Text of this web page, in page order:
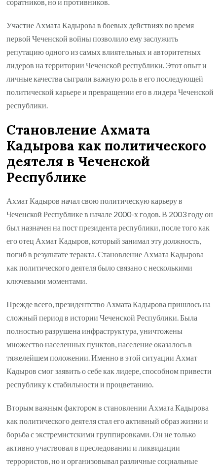
Участие Ахмата Кадырова в боевых действиях во время
первой Чеченской войны позволило ему заслужить
репутацию одного из самых влиятельных и авторитетных
лидеров на территории Чеченской республики. Этот опыт и
личные качества сыграли важную роль в его последующей
политической карьере и превращении его в лидера Чеченской
республики.
Становление Ахмата
Кадырова как политического
деятеля в Чеченской
Республике
Ахмат Кадыров начал свою политическую карьеру в
Чеченской Республике в начале 2000-х годов. В 2003 году он
был назначен на пост президента республики, после того как
его отец Ахмат Кадыров, который занимал эту должность,
погиб в результате теракта. Становление Ахмата Кадырова
как политического деятеля было связано с несколькими
ключевыми моментами.
Прежде всего, президентство Ахмата Кадырова пришлось на
сложный период в истории Чеченской Республики. Была
полностью разрушена инфраструктура, уничтожены
множество населенных пунктов, население оказалось в
тяжелейшем положении. Именно в этой ситуации Ахмат
Кадыров смог заявить о себе как лидере, способном привести
республику к стабильности и процветанию.
Вторым важным фактором в становлении Ахмата Кадырова
как политического деятеля стал его активный образ жизни и
борьба с экстремистскими группировками. Он не только
активно участвовал в преследовании и ликвидации
террористов, но и организовывал различные социальные